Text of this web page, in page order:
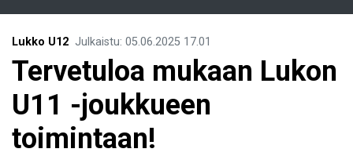
Lukko U12 Julkaistu: 05.06.2025 17.01
Tervetuloa mukaan Lukon
U11 -joukkueen
toimintaan!